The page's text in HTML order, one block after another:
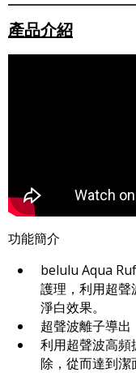
產品介紹
功能簡介
belulu Aqua
護理，利用超聲
淨白效果。
超聲波離子導出
利用超聲波高
除，從而達到潔